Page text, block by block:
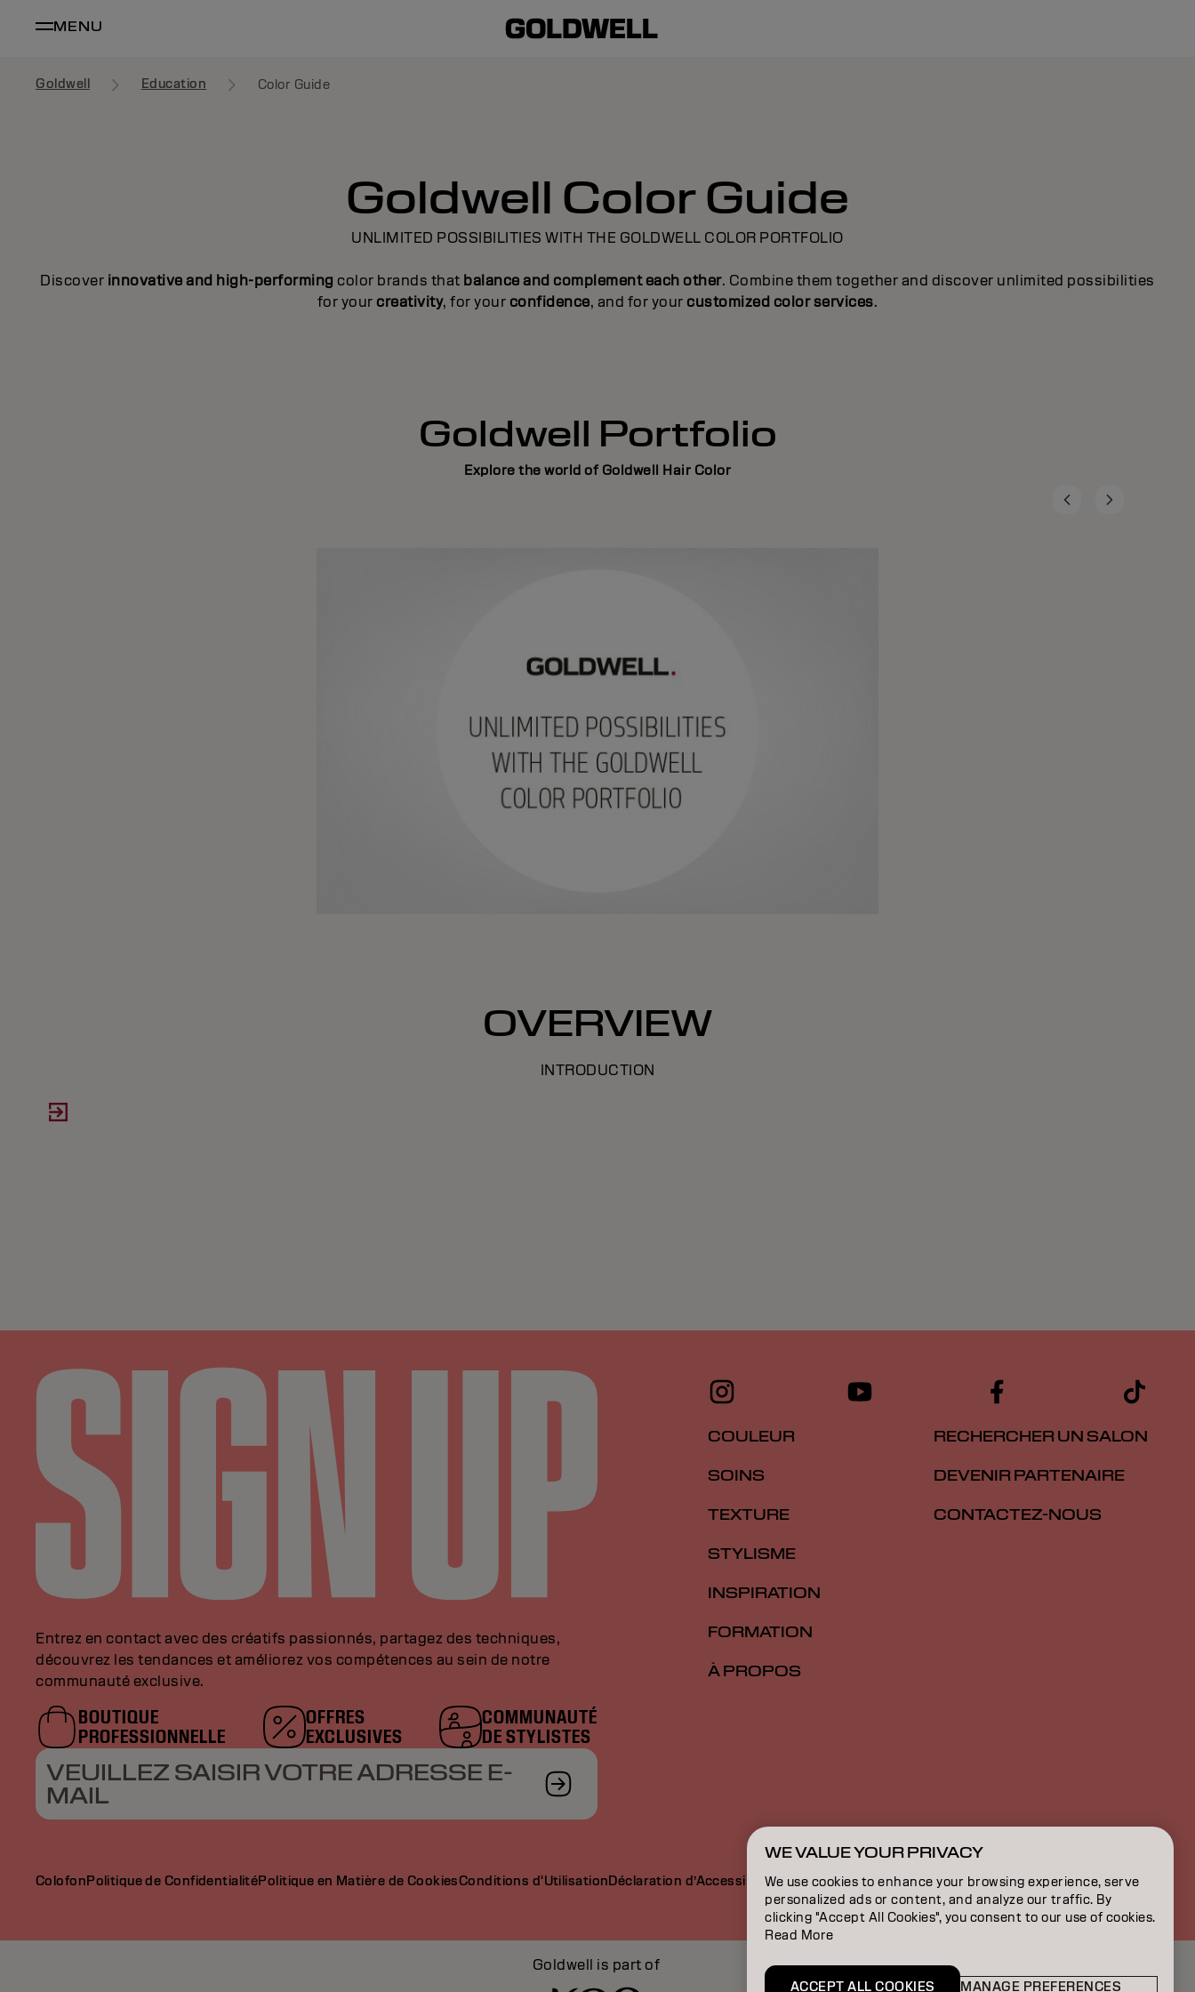
MENU
Goldwell Education Color Guide
Goldwell Color Guide
UNLIMITED POSSIBILITIES WITH THE GOLDWELL COLOR PORTFOLIO
Discover innovative and high-performing color brands that balance and complement each other. Combine them together and discover unlimited possibilities
for your creativity, for your confidence, and for your customized color services.
Goldwell Portfolio
Explore the world of Goldwell Hair Color
OVERVIEW
INTRODUCTION
Entrez en contact avec des créatifs passionnés, partagez des techniques,
découvrez les tendances et améliorez vos compétences au sein de notre
communauté exclusive.
BOUTIQUE
PROFESSIONNELLE
OFFRES
EXCLUSIVES
COMMUNAUTÉ
DE STYLISTES
VEUILLEZ SAISIR VOTRE ADRESSE E-
MAIL
COULEUR
SOINS
TEXTURE
STYLISME
INSPIRATION
FORMATION
À PROPOS
RECHERCHER UN SALON
DEVENIR PARTENAIRE
CONTACTEZ-NOUS
ColofonPolitique de ConfidentialitéPolitique en Matière de CookiesConditions d'UtilisationDéclaration d’Accessibilité BE | French
Goldwell is part of
WE VALUE YOUR PRIVACY
We use cookies to enhance your browsing experience, serve
personalized ads or content, and analyze our traffic. By
clicking "Accept All Cookies", you consent to our use of cookies.
Read More
MANAGE PREFERENCES
ACCEPT ALL COOKIES